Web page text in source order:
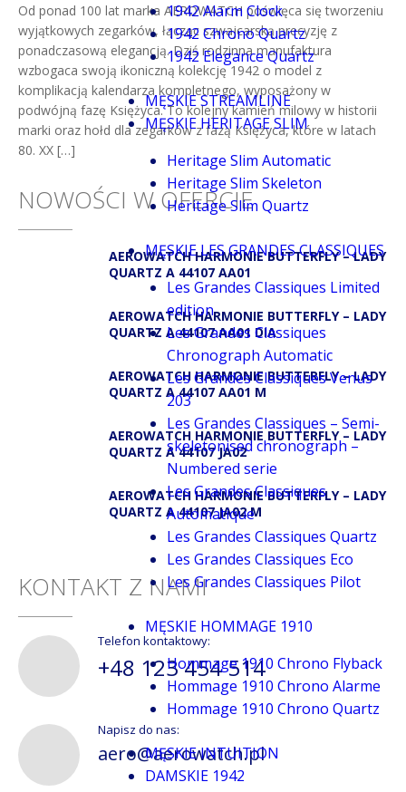
1942 Alarm Clock
1942 Chrono Quartz
1942 Elegance Quartz
MĘSKIE STREAMLINE
MĘSKIE HERITAGE SLIM
Heritage Slim Automatic
Heritage Slim Skeleton
Heritage Slim Quartz
MĘSKIE LES GRANDES CLASSIQUES
Les Grandes Classiques Limited
edition
Les Grandes Classiques
Chronograph Automatic
Les Grandes Classiques Venus
203
Les Grandes Classiques – Semi-
skeletonised chronograph –
Numbered serie
Les Grandes Classiques
Automatique
Les Grandes Classiques Quartz
Les Grandes Classiques Eco
Les Grandes Classiques Pilot
MĘSKIE HOMMAGE 1910
Hommage 1910 Chrono Flyback
Hommage 1910 Chrono Alarme
Hommage 1910 Chrono Quartz
MĘSKIE INTUITION
DAMSKIE 1942
Od ponad 100 lat marka AEROWATCH poświęca się tworzeniu
wyjątkowych zegarków, łącząc szwajcarską precyzję z
ponadczasową elegancją. Dziś rodzinna manufaktura
wzbogaca swoją ikoniczną kolekcję 1942 o model z
komplikacją kalendarza kompletnego, wyposażony w
podwójną fazę Księżyca. To kolejny kamień milowy w historii
marki oraz hołd dla zegarków z fazą Księżyca, które w latach
80. XX […]
NOWOŚCI W OFERCIE
AEROWATCH HARMONIE BUTTERFLY – LADY
QUARTZ A 44107 AA01
AEROWATCH HARMONIE BUTTERFLY – LADY
QUARTZ A 44107 AA01 DIA
AEROWATCH HARMONIE BUTTERFLY – LADY
QUARTZ A 44107 AA01 M
AEROWATCH HARMONIE BUTTERFLY – LADY
QUARTZ A 44107 JA02
AEROWATCH HARMONIE BUTTERFLY – LADY
QUARTZ A 44107 JA02 M
KONTAKT Z NAMI
Telefon kontaktowy:
+48 123 454 514
Napisz do nas:
aero@aerowatch.pl